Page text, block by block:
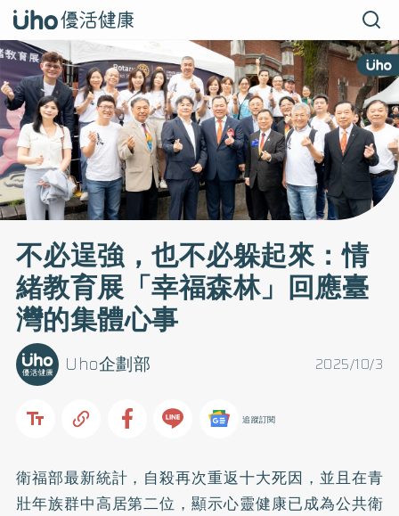
不必逞強，也不必躲起來：情
緒教育展「幸福森林」回應臺
灣的集體心事
2025/10/3
Uho企劃部
追蹤訂閱
衛福部最新統計，自殺再次重返十大死因，並且在青
壯年族群中高居第二位，顯示心靈健康已成為公共衛